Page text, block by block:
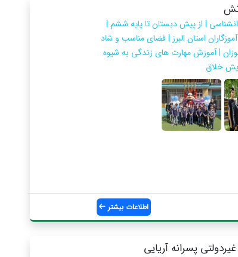
| از پیش دبستان تا پایه ششم |
استان البرز | فضای مناسب و شاد
| آموزش مھارت ھای زندگی به شیوه
خلاق
اطلاعات بیشتر
پسرانه آريايي